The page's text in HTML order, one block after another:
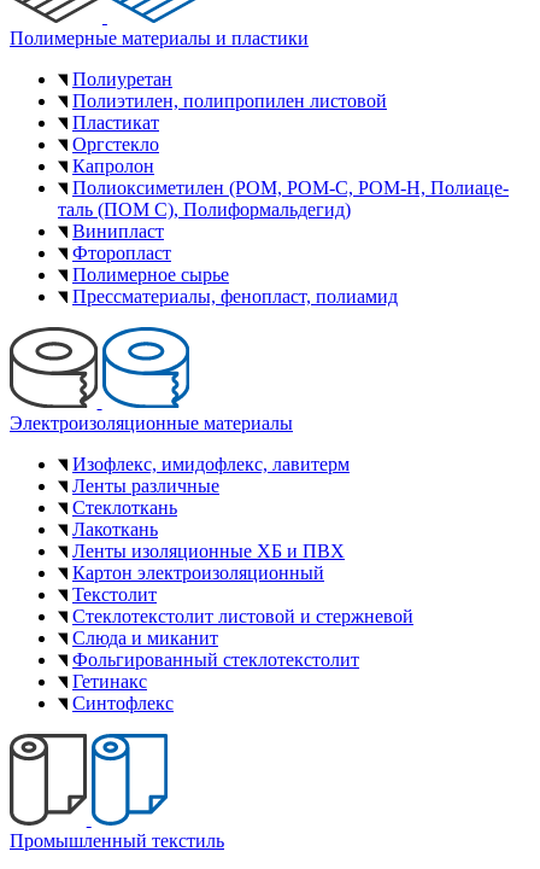
Полимерные материалы и пластики
Полиуретан
Полиэтилен, полипропилен листовой
Пластикат
Оргстекло
Капролон
Полиоксимети­лен (POM, POM-C, POM-H, По­ли­аце­
таль (ПОМ С), Поли­фор­маль­де­гид)
Винипласт
Фторопласт
Полимерное сырье
Прессматериалы, фенопласт, полиамид
Электроизоляционные материалы
Изофлекс, имидофлекс, лавитерм
Ленты различные
Стеклоткань
Лакоткань
Ленты изоляционные ХБ и ПВХ
Картон электроизоляционный
Текстолит
Стеклотекстолит листовой и стержневой
Слюда и миканит
Фольгированный стеклотекстолит
Гетинакс
Синтофлекс
Промышленный текстиль